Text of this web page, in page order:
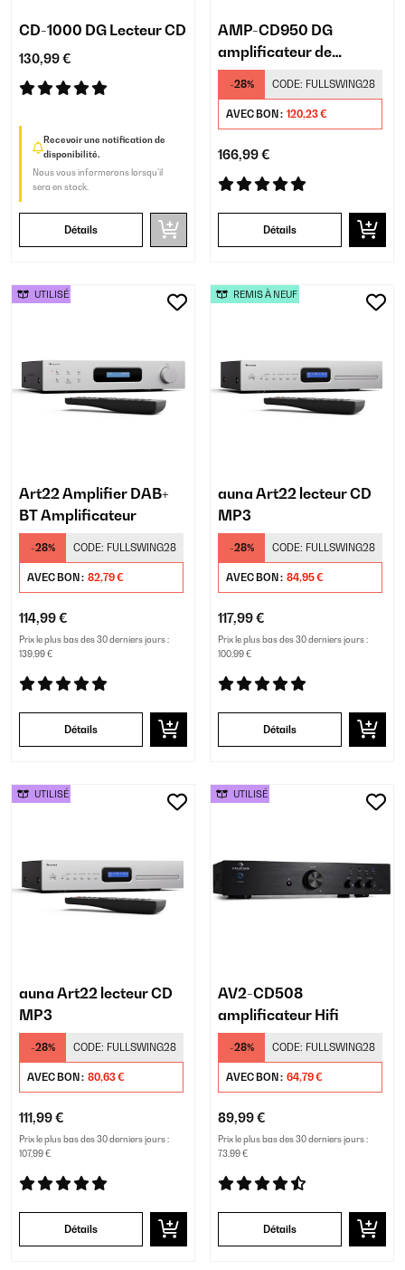
CD-1000 DG Lecteur CD
130,99 €
Recevoir une notification de
disponibilité.
Nous vous informerons lorsqu’il
sera en stock.
Détails
AMP-CD950 DG
amplificateur de
puissance
-28% CODE: FULLSWING28
AVEC BON : 120,23 €
166,99 €
Détails
Art22 Amplifier DAB+
BT Amplificateur
-28% CODE: FULLSWING28
AVEC BON : 82,79 €
114,99 €
Prix le plus bas des 30 derniers jours :
139,99 €
Détails
UTILISÉ
auna Art22 lecteur CD
MP3
-28% CODE: FULLSWING28
AVEC BON : 84,95 €
117,99 €
Prix le plus bas des 30 derniers jours :
100,99 €
Détails
REMIS À NEUF
auna Art22 lecteur CD
MP3
-28% CODE: FULLSWING28
AVEC BON : 80,63 €
111,99 €
Prix le plus bas des 30 derniers jours :
107,99 €
Détails
UTILISÉ
AV2-CD508
amplificateur Hifi
-28% CODE: FULLSWING28
AVEC BON : 64,79 €
89,99 €
Prix le plus bas des 30 derniers jours :
73,99 €
Détails
UTILISÉ